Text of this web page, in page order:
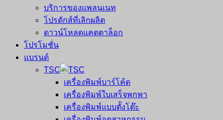
บริการของแพลนเนท
โปรดักส์ที่เลิกผลิต
ดาวน์โหลดแคตตาล็อก
โปรโมชั่น
แบรนด์
TSC
เครื่องพิมพ์บาร์โค้ด
เครื่องพิมพ์ใบเสร็จพกพา
เครื่องพิมพ์แบบตั้งโต๊ะ